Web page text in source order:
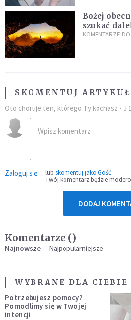
Bożej
szukać
nauczyć się
KOMENTARZE
SKOMENTUJ ARTYKUŁ
Oto choruje ten, którego Ty kochasz - J
Zaloguj się lub skomentuj jako Gość
Twój komentarz będzie
DODAJ
Komentarze ()
Najnowsze Najpopularniejsze
WYBRANE DLA CIEBIE
Potrzebujesz pomocy?
Pomodlimy się w Twojej
intencji